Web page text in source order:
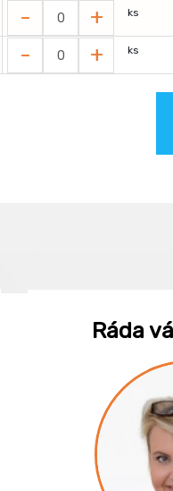
- + ks
- + ks
Ráda